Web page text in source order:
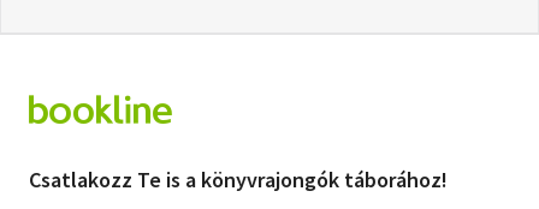
Csatlakozz Te is a könyvrajongók táborához!